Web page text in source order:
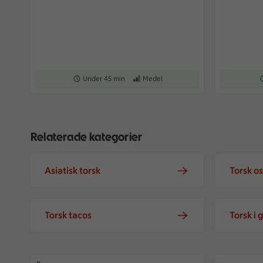
Receptet tar Under 45 min att tillaga
Under 45 min Receptet har Medel svårighetsgrad
Medel
Relaterade kategorier
Asiatisk torsk Torsk
Torsk tacos Torsk i